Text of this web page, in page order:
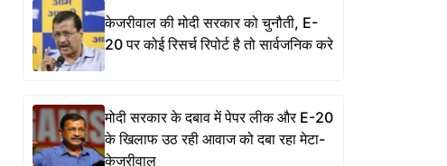
केजरीवाल की मोदी सरकार को चुनौती, E-
20 पर कोई रिसर्च रिपोर्ट है तो सार्वजनिक करे
मोदी सरकार के दबाव में पेपर लीक और E-20
के खिलाफ उठ रही आवाज को दबा रहा मेटा-
केजरीवाल